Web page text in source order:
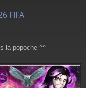
FIFA
la popoche ^^